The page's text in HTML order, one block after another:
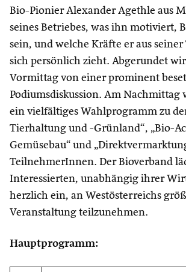
Bio-Pionier Alexander Agethle aus
seines Betriebes, was ihn motiviert,
sein, und welche Kräfte er aus
sich persönlich zieht. Abgerundet
Vormittag von einer prominent
Podiumsdiskussion. Am Nachmittag
ein vielfältiges Wahlprogramm zu
Tierhaltung und -Grünland“, „Bio-
Gemüsebau“ und
TeilnehmerInnen. Der Bioverband
Interessierten, unabhängig ihrer
herzlich ein, an Westösterreichs
Veranstaltung teilzunehmen.
Hauptprogramm: